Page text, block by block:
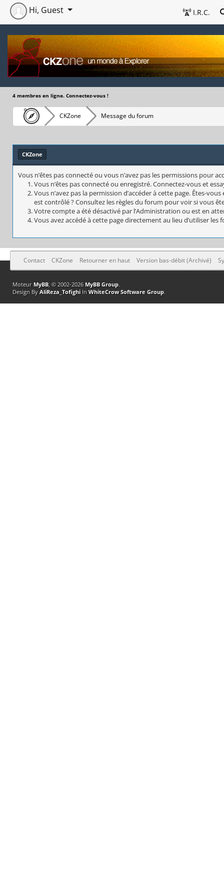
I.R.C.
Hi, Guest
4 membres en ligne. Connectez-vous !
CKZone Message du forum
CKZone
Vous n’êtes pas connecté ou vous n’avez pas les permissions pour
Vous n’êtes pas connecté ou enregistré. Connectez-vous et
Vous n’avez pas la permission d’accéder à cette page. Êtes-
est contrôlé ? Consultez les règles du forum pour voir si vous
Votre compte a été désactivé par l’Administration ou est en
Vous avez accédé à cette page directement au lieu d’utiliser
Contact CKZone Retourner en haut Version bas-débit (Archivé)
Moteur MyBB, © 2002-2026 MyBB Group.
Design By AliReza_TofighiIn WhiteCrow Software Group.